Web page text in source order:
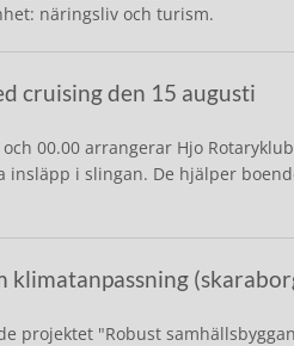
näringsliv och turism.
cruising den 15 augusti
00.00 arrangerar Hjo
insläpp i slingan. De hjälper
projektet "Robust